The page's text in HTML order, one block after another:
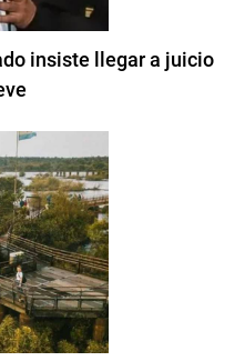
insiste llegar a juicio